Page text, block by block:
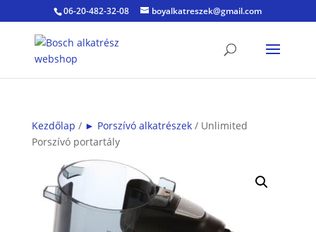
06-20-482-32-08 boyalkatreszek@gmail.com
Kezdőlap / ► Porszívó alkatrészek/ Unlimited
Porszívó portartály